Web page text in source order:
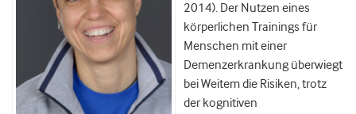
2014). Der Nutzen eines
körperlichen Trainings für
Menschen mit einer
Demenzerkrankung überwiegt
bei Weitem die Risiken, trotz
der kognitiven